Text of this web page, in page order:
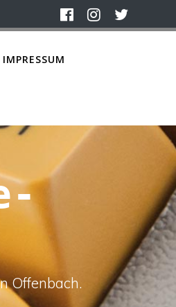
IMPRESSUM
Offenbach.